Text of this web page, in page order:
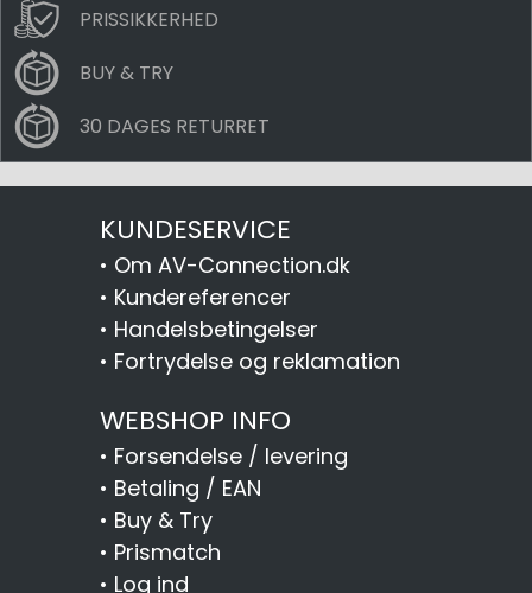
PRISSIKKERHED
BUY & TRY
30 DAGES RETURRET
KUNDESERVICE
• Om AV-Connection.dk
• Kundereferencer
• Handelsbetingelser
• Fortrydelse og reklamation
WEBSHOP INFO
• Forsendelse / levering
• Betaling / EAN
• Buy & Try
• Prismatch
• Log ind